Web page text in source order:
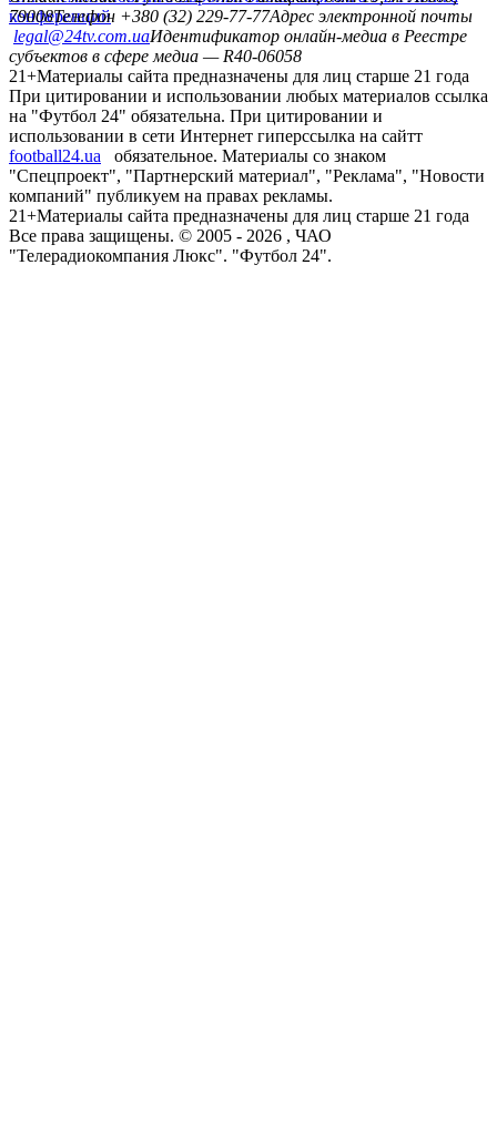
конференций
79008Телефон +380 (32) 229-77-77Адрес электронной почты
legal@24tv.com.uaИдентификатор онлайн-медиа в Реестре
субъектов в сфере медиа — R40-06058
21+Материалы сайта предназначены для лиц старше 21 года
При цитировании и использовании любых материалов ссылка
на "Футбол 24" обязательна. При цитировании и
использовании в сети Интернет гиперссылка на сайтт
football24.ua
обязательное. Материалы со знаком
"Спецпроект", "Партнерский материал", "Реклама", "Новости
компаний" публикуем на правах рекламы.
21+Материалы сайта предназначены для лиц старше 21 года
Все права защищены. © 2005 - 2026 , ЧАО
"Телерадиокомпания Люкс". "Футбол 24".